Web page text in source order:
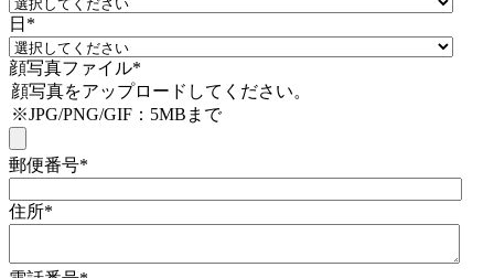
日 *
顔写真ファイル*
顔写真をアップロードしてください。
※JPG/PNG/GIF：5MBまで
郵便番号*
住所*